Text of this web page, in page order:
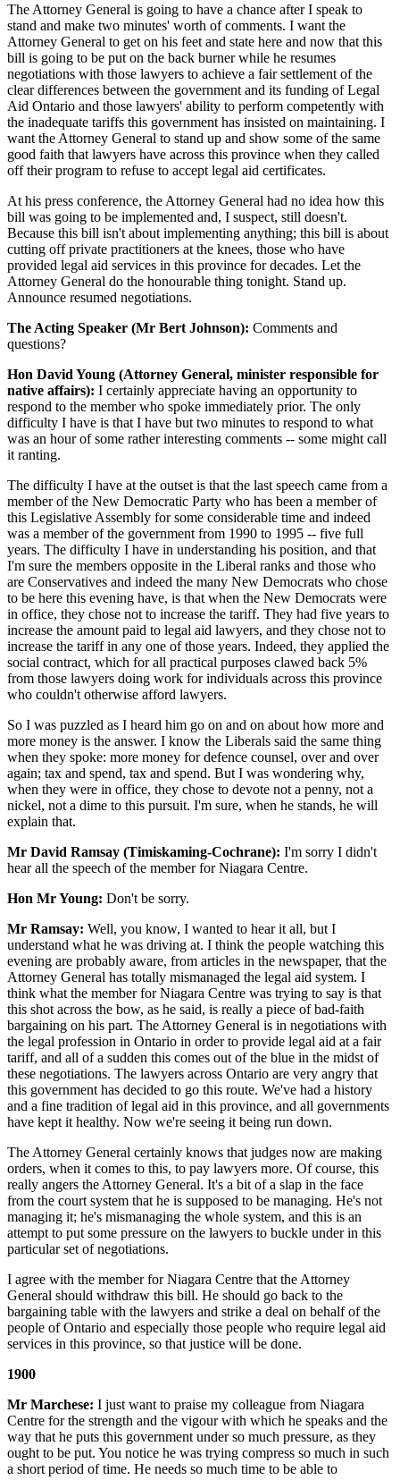
The Attorney General is going to have a chance after I speak to
stand and make two minutes' worth of comments. I want the
Attorney General to get on his feet and state here and now that this
bill is going to be put on the back burner while he resumes
negotiations with those lawyers to achieve a fair settlement of the
clear differences between the government and its funding of Legal
Aid Ontario and those lawyers' ability to perform competently with
the inadequate tariffs this government has insisted on maintaining. I
want the Attorney General to stand up and show some of the same
good faith that lawyers have across this province when they called
off their program to refuse to accept legal aid certificates.
At his press conference, the Attorney General had no idea how this
bill was going to be implemented and, I suspect, still doesn't.
Because this bill isn't about implementing anything; this bill is about
cutting off private practitioners at the knees, those who have
provided legal aid services in this province for decades. Let the
Attorney General do the honourable thing tonight. Stand up.
Announce resumed negotiations.
The Acting Speaker (Mr Bert Johnson): Comments and
questions?
Hon David Young (Attorney General, minister responsible for
native affairs): I certainly appreciate having an opportunity to
respond to the member who spoke immediately prior. The only
difficulty I have is that I have but two minutes to respond to what
was an hour of some rather interesting comments -- some might call
it ranting.
The difficulty I have at the outset is that the last speech came from a
member of the New Democratic Party who has been a member of
this Legislative Assembly for some considerable time and indeed
was a member of the government from 1990 to 1995 -- five full
years. The difficulty I have in understanding his position, and that
I'm sure the members opposite in the Liberal ranks and those who
are Conservatives and indeed the many New Democrats who chose
to be here this evening have, is that when the New Democrats were
in office, they chose not to increase the tariff. They had five years to
increase the amount paid to legal aid lawyers, and they chose not to
increase the tariff in any one of those years. Indeed, they applied the
social contract, which for all practical purposes clawed back 5%
from those lawyers doing work for individuals across this province
who couldn't otherwise afford lawyers.
So I was puzzled as I heard him go on and on about how more and
more money is the answer. I know the Liberals said the same thing
when they spoke: more money for defence counsel, over and over
again; tax and spend, tax and spend. But I was wondering why,
when they were in office, they chose to devote not a penny, not a
nickel, not a dime to this pursuit. I'm sure, when he stands, he will
explain that.
Mr David Ramsay (Timiskaming-Cochrane): I'm sorry I didn't
hear all the speech of the member for Niagara Centre.
Hon Mr Young: Don't be sorry.
Mr Ramsay: Well, you know, I wanted to hear it all, but I
understand what he was driving at. I think the people watching this
evening are probably aware, from articles in the newspaper, that the
Attorney General has totally mismanaged the legal aid system. I
think what the member for Niagara Centre was trying to say is that
this shot across the bow, as he said, is really a piece of bad-faith
bargaining on his part. The Attorney General is in negotiations with
the legal profession in Ontario in order to provide legal aid at a fair
tariff, and all of a sudden this comes out of the blue in the midst of
these negotiations. The lawyers across Ontario are very angry that
this government has decided to go this route. We've had a history
and a fine tradition of legal aid in this province, and all governments
have kept it healthy. Now we're seeing it being run down.
The Attorney General certainly knows that judges now are making
orders, when it comes to this, to pay lawyers more. Of course, this
really angers the Attorney General. It's a bit of a slap in the face
from the court system that he is supposed to be managing. He's not
managing it; he's mismanaging the whole system, and this is an
attempt to put some pressure on the lawyers to buckle under in this
particular set of negotiations.
I agree with the member for Niagara Centre that the Attorney
General should withdraw this bill. He should go back to the
bargaining table with the lawyers and strike a deal on behalf of the
people of Ontario and especially those people who require legal aid
services in this province, so that justice will be done.
1900
Mr Marchese: I just want to praise my colleague from Niagara
Centre for the strength and the vigour with which he speaks and the
way that he puts this government under so much pressure, as they
ought to be put. You notice he was trying compress so much in such
a short period of time. He needs so much time to be able to